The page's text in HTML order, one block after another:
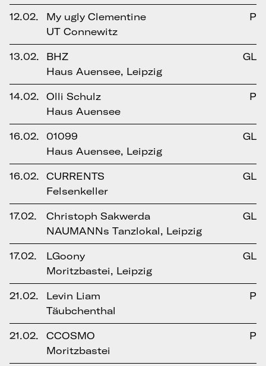
12.02.
My ugly Clementine
UT Connewitz
P
13.02.
BHZ
Haus Auensee, Leipzig
GL
14.02.
Olli Schulz
Haus Auensee
P
16.02.
01099
Haus Auensee, Leipzig
GL
16.02.
CURRENTS
Felsenkeller
GL
17.02.
Christoph Sakwerda
NAUMANNs Tanzlokal, Leipzig
GL
17.02.
LGoony
Moritzbastei, Leipzig
GL
21.02.
Levin Liam
Täubchenthal
P
21.02.
CCOSMO
Moritzbastei
P